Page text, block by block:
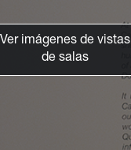
Ver imágenes de vistas
de salas